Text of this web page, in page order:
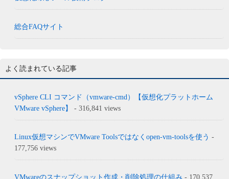
総合FAQサイト
よく読まれている記事
vSphere CLI コマンド（vmware-cmd）【仮想化プラットホーム
VMware vSphere】
- 316,841 views
Linux仮想マシンでVMware Toolsではなくopen-vm-toolsを使う -
177,756 views
VMwareのスナップショット作成・削除処理の仕組み - 170,537